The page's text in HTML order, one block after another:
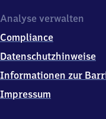
4
2
9
Analyse verwalten
Compliance
Datenschutzhinweise
Informationen zur
Impressum